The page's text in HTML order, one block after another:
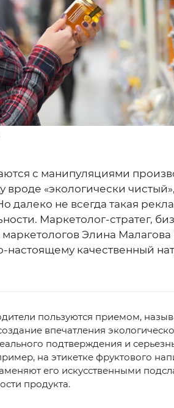
с манипуляциями
«экологически чистый»,
далеко не всегда такая
Маркетолог-стратег,
маркетологов Элина Малагова
настоящему качественный
пользуются приемом,
впечатления
подтверждения и
на этикетке фруктового
его искусственными
продукта.